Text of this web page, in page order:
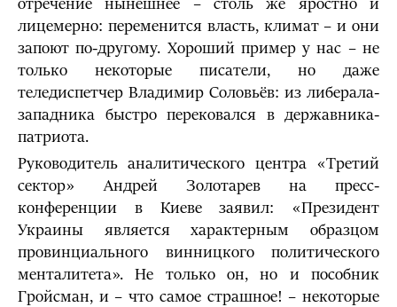
отречение нынешнее – столь же яростно и
лицемерно: переменится власть, климат – и они
запоют по-другому. Хороший пример у нас – не
только некоторые писатели, но даже
теледиспетчер Владимир Соловьёв: из либерала-
западника быстро перековался в державника-
патриота.
Руководитель аналитического центра «Третий
сектор» Андрей Золотарев на пресс-
конференции в Киеве заявил: «Президент
Украины является характерным образцом
провинциального винницкого политического
менталитета». Не только он, но и пособник
Гройсман, и – что самое страшное! – некоторые